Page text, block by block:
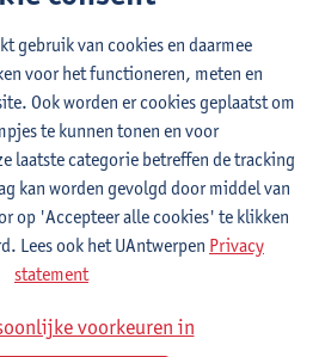
Masquillier Laura Mortelmans
- Vroedvrouw
zorg: concepten en
Sandrine Meynendonckx
Ines Vercalsteren
gebruik van cookies en daarmee
voor het functioneren, meten en
Ook worden er cookies geplaatst om
te kunnen tonen en voor
laatste categorie betreffen de tracking
kan worden gevolgd door middel van
op 'Accepteer alle cookies' te klikken
Lees ook het UAntwerpen Privacy
statement
voorkeuren in